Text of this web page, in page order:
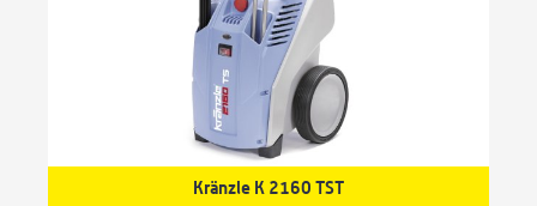
Kränzle K 2160 TST